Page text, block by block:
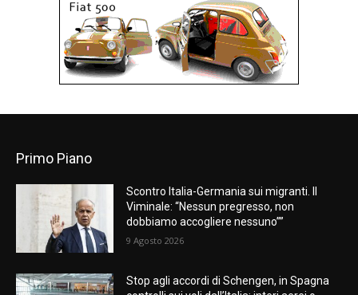
Primo Piano
Scontro Italia-Germania sui migranti. Il
Viminale: “Nessun pregresso, non
dobbiamo accogliere nessuno””
9 Agosto 2026
Stop agli accordi di Schengen, in Spagna